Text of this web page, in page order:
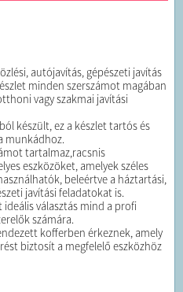
autójavítás, gépészeti javítás
minden szerszámot magában
vagy szakmai javítási
készült, ez a készlet tartós és
munkádhoz.
tartalmaz,racsnis
eszközöket, amelyek széles
beleértve a háztartási,
javítási feladatokat is.
választás mind a profi
számára.
kofferben érkeznek, amely
biztosít a megfelelő eszközhöz